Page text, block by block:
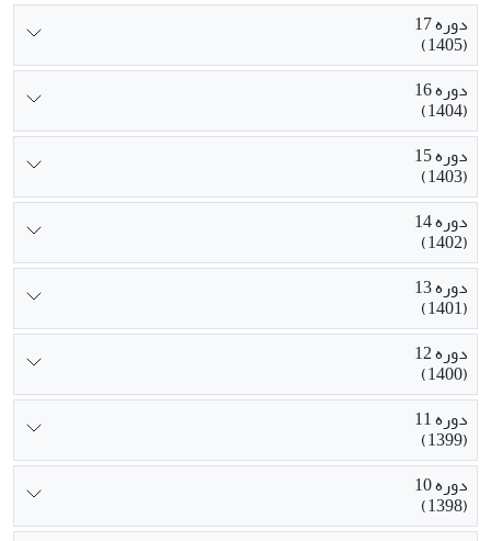
دوره 17
(1405)
دوره 16
(1404)
دوره 15
(1403)
دوره 14
(1402)
دوره 13
(1401)
دوره 12
(1400)
دوره 11
(1399)
دوره 10
(1398)